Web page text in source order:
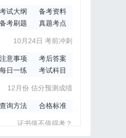
导资料
寄辅导资料
组编资料集
考试大纲
备考资料
备考刷题 真题考点
10月24日 考前冲刺
注意事项
考后答案
每日一练 考试科目
12月份 估分预测成绩
查询方法 合格标准
证书值不值得考？